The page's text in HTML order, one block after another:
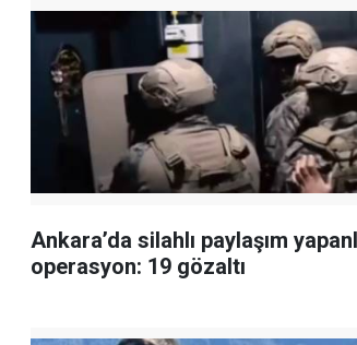
Ankara’da silahlı paylaşım
operasyon: 19 gözaltı